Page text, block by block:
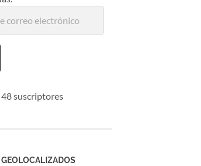
suscriptores